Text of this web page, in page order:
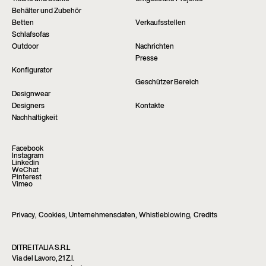
Behälter und Zubehör
Betten
Verkaufsstellen
Schlafsofas
Outdoor
Nachrichten
Presse
Konfigurator
Geschützer Bereich
Designwear
Designers
Kontakte
Nachhaltigkeit
Facebook
Instagram
Linkedin
WeChat
Pinterest
Vimeo
Privacy, Cookies, Unternehmensdaten, Whistleblowing, Credits
DITRE ITALIA S.R.L
Via del Lavoro, 21 Z.I.